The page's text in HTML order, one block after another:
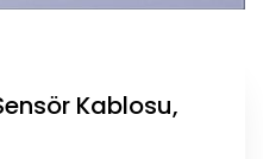
Kablosu,